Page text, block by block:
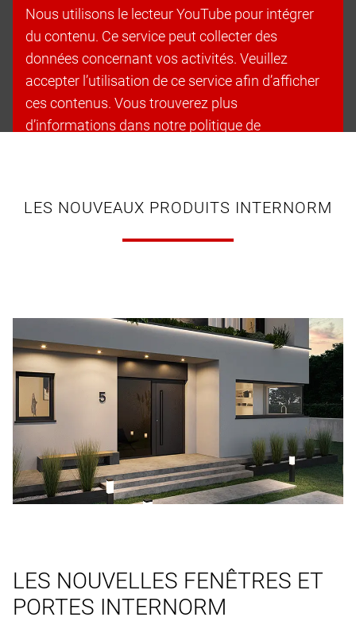
Nous utilisons le lecteur YouTube pour intégrer
du contenu. Ce service peut collecter des
données concernant vos activités. Veuillez
accepter l’utilisation de ce service afin d’afficher
ces contenus. Vous trouverez plus
d’informations dans notre politique de
LES NOUVEAUX PRODUITS INTERNORM
LES NOUVELLES FENÊTRES ET
PORTES INTERNORM